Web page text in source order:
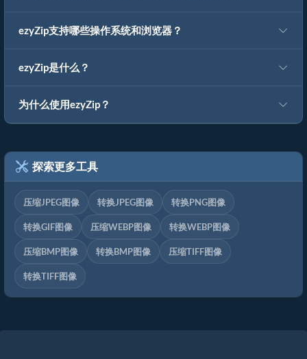
ezyZip支持哪些操作系统和浏览器？
ezyZip是什么？
为什么使用ezyZip？
探索更多工具
压缩JPEG图像 转换JPEG图像 转换PNG图像
转换GIF图像 压缩WEBP图像 转换WEBP图像
压缩BMP图像 转换BMP图像 压缩TIFF图像
转换TIFF图像